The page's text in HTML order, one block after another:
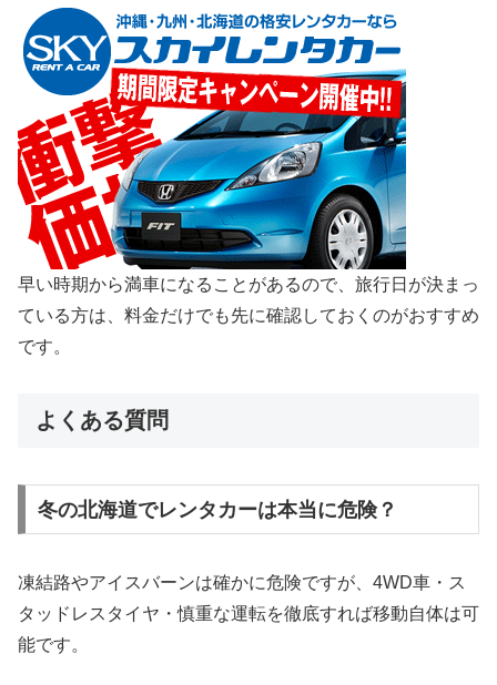
早い時期から満車になることがあるので、旅行日が決まっ
ている方は、料金だけでも先に確認しておくのがおすすめ
です。
よくある質問
冬の北海道でレンタカーは本当に危険？
凍結路やアイスバーンは確かに危険ですが、4WD車・ス
タッドレスタイヤ・慎重な運転を徹底すれば移動自体は可
能です。